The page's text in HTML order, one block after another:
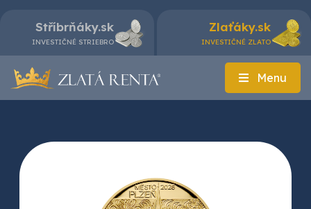
Stříbrňáky.sk
INVESTIČNÉ STRIEBRO
Zlaťáky.sk
INVESTIČNÉ ZLATO
Menu